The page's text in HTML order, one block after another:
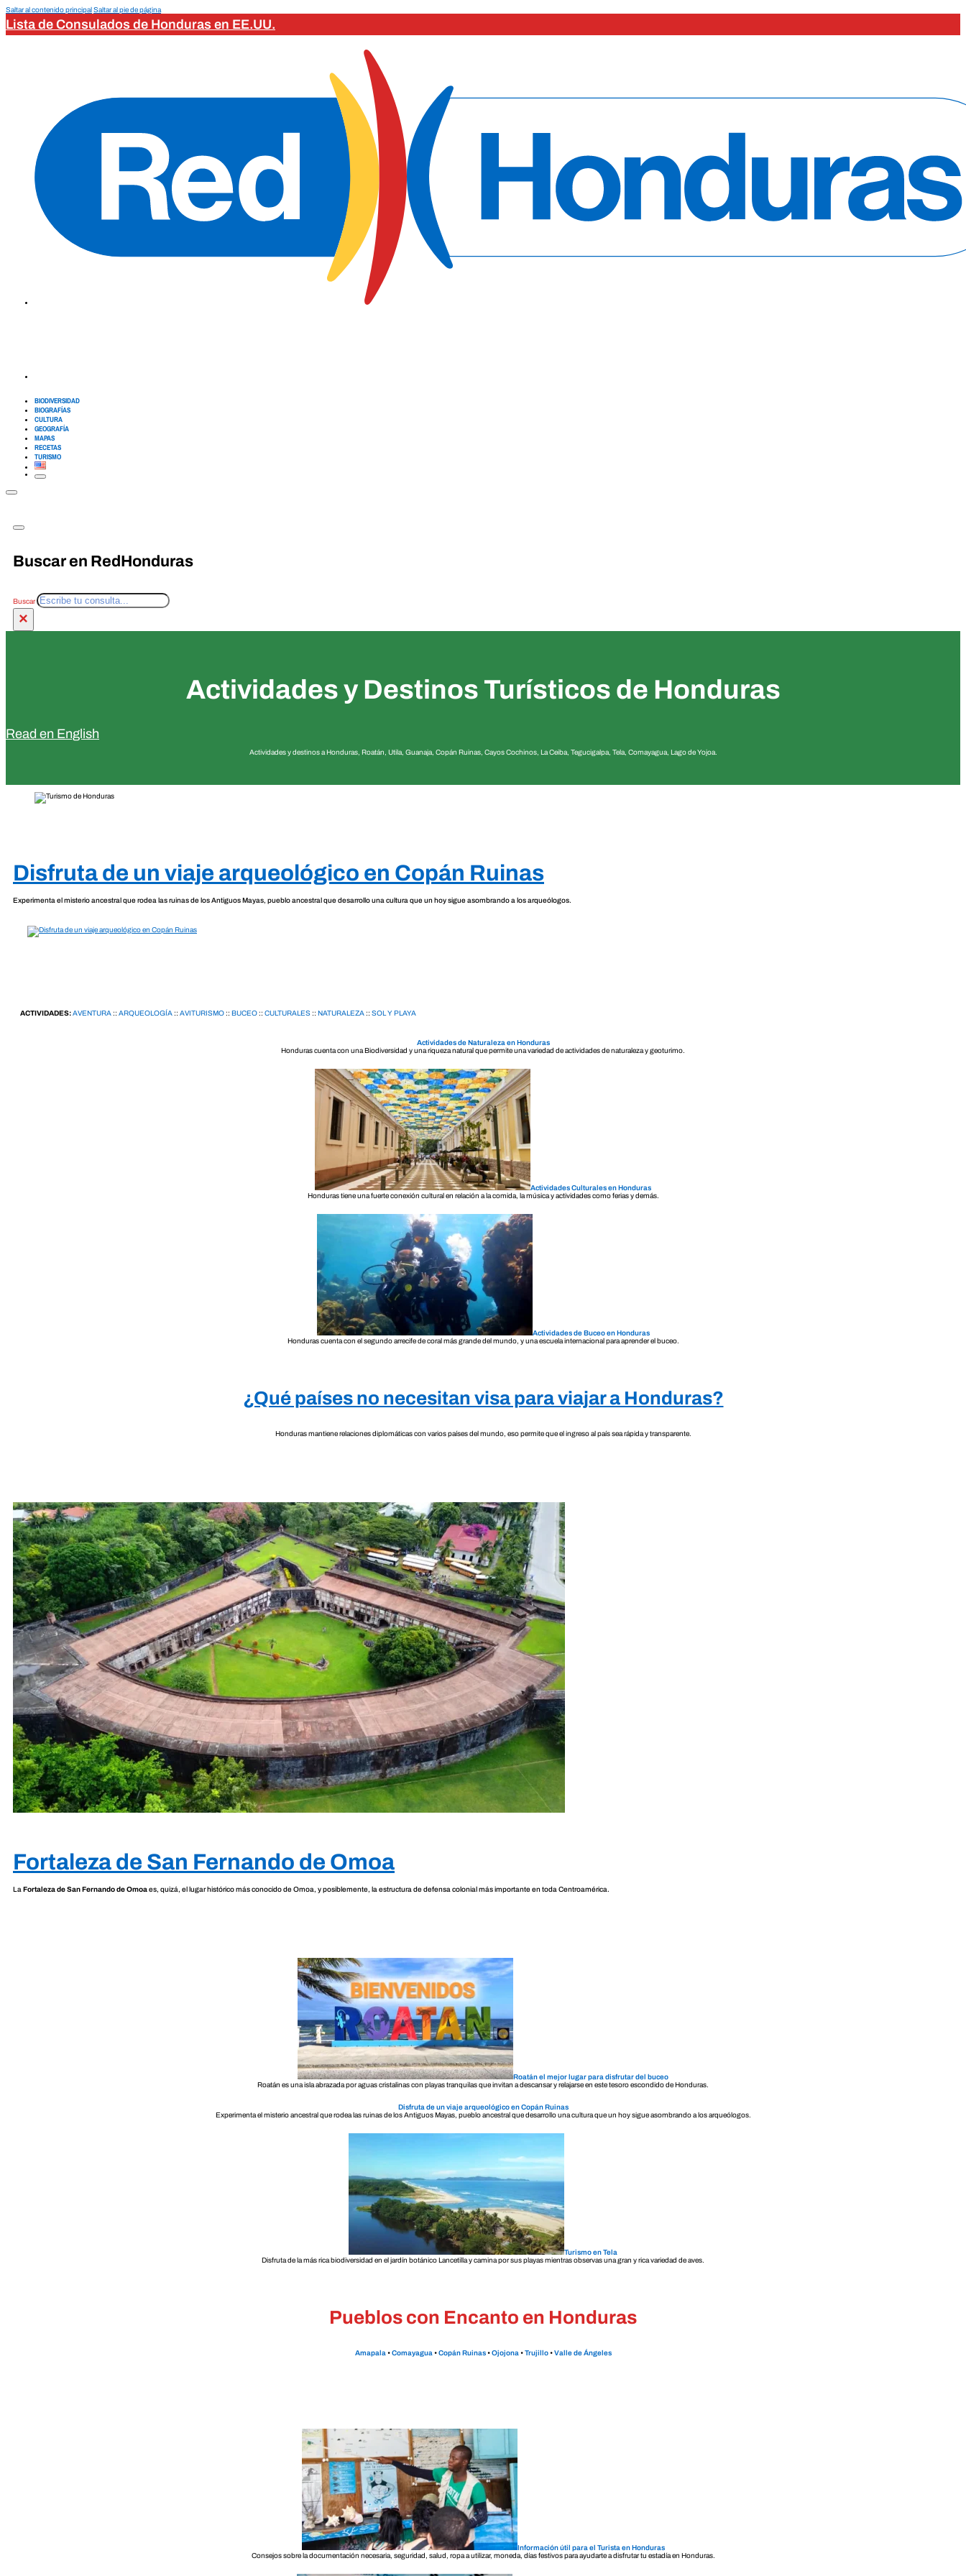
Saltar al contenido principalSaltar al pie de página
Lista de Consulados de Honduras en EE.UU.
BIODIVERSIDAD
BIOGRAFÍAS
CULTURA
GEOGRAFÍA
MAPAS
RECETAS
TURISMO
Buscar en RedHonduras
Buscar
×
Actividades y Destinos Turísticos de Honduras
Read en English
Actividades y destinos a Honduras, Roatán, Utila, Guanaja, Copán Ruinas, Cayos Cochinos, La Ceiba, Tegucigalpa, Tela, Comayagua, Lago de Yojoa.
Disfruta de un viaje arqueológico en Copán Ruinas
Experimenta el misterio ancestral que rodea las ruinas de los Antiguos Mayas, pueblo ancestral que desarrollo una cultura que un hoy sigue asombrando a los arqueólogos.
ACTIVIDADES:AVENTURA :: ARQUEOLOGÍA :: AVITURISMO :: BUCEO :: CULTURALES :: NATURALEZA :: SOL Y PLAYA
Actividades de Naturaleza en Honduras
Honduras cuenta con una Biodiversidad y una riqueza natural que permite una variedad de actividades de naturaleza y geoturimo.
Actividades Culturales en Honduras
Honduras tiene una fuerte conexión cultural en relación a la comida, la música y actividades como ferias y demás.
Actividades de Buceo en Honduras
Honduras cuenta con el segundo arrecife de coral más grande del mundo, y una escuela internacional para aprender el buceo.
¿Qué países no necesitan visa para viajar a Honduras?
Honduras mantiene relaciones diplomáticas con varios países del mundo, eso permite que el ingreso al país sea rápida y transparente.
Fortaleza de San Fernando de Omoa
La Fortaleza de San Fernando de Omoaes, quizá, el lugar histórico más conocido de Omoa, y posiblemente, la estructura de defensa colonial más importante en toda Centroamérica.
Roatán el mejor lugar para disfrutar del buceo
Roatán es una isla abrazada por aguas cristalinas con playas tranquilas que invitan a descansar y relajarse en este tesoro escondido de Honduras.
Disfruta de un viaje arqueológico en Copán Ruinas
Experimenta el misterio ancestral que rodea las ruinas de los Antiguos Mayas, pueblo ancestral que desarrollo una cultura que un hoy sigue asombrando a los arqueólogos.
Turismo en Tela
Disfruta de la más rica biodiversidad en el jardín botánico Lancetilla y camina por sus playas mientras observas una gran y rica variedad de aves.
Pueblos con Encanto en Honduras
Amapala•Comayagua•Copán Ruinas•Ojojona•Trujillo•Valle de Ángeles
Información útil para el Turista en Honduras
Consejos sobre la documentación necesaria, seguridad, salud, ropa a utilizar, moneda, días festivos para ayudarte a disfrutar tu estadía en Honduras.